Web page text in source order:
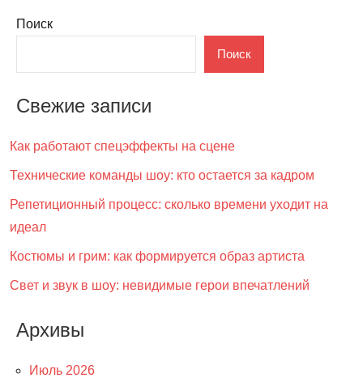
Поиск
Поиск
Свежие записи
Как работают спецэффекты на сцене
Технические команды шоу: кто остается за кадром
Репетиционный процесс: сколько времени уходит на
идеал
Костюмы и грим: как формируется образ артиста
Свет и звук в шоу: невидимые герои впечатлений
Архивы
Июль 2026